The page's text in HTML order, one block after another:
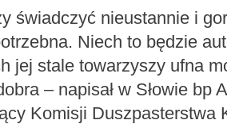
świadczyć nieustannie i
Niech to będzie
jej stale towarzyszy ufna
– napisał w Słowie bp
Komisji Duszpasterstwa